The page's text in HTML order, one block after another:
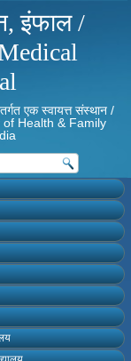
इंफाल /
एक स्वायत्त संस्थान /
Health & Family